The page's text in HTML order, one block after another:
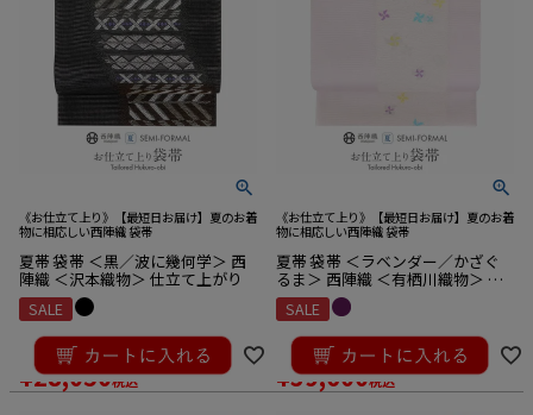
《お仕立て上り》【最短日お届け】夏のお着
物に相応しい西陣織 袋帯
夏帯 袋帯 ＜黒／波に幾何学＞ 西
陣織 ＜沢本織物＞ 仕立て上がり
SALE
33,000のところ
¥28,050税込
《お仕立て上り》【最短日お届け】夏のお着
物に相応しい西陣織 袋帯
夏帯 袋帯 ＜ラベンダー／かざぐ
るま＞ 西陣織 ＜有栖川織物＞ 仕
立て上がり 正絹
SALE
41,800のところ
¥39,600税込